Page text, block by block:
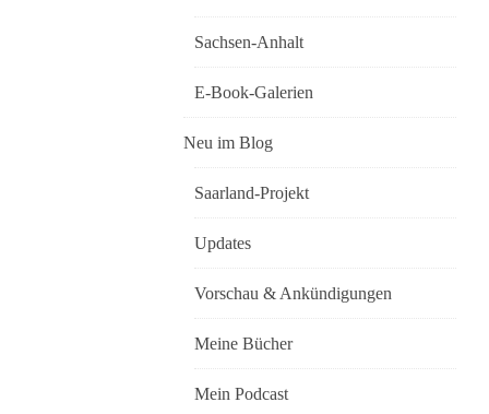
Sachsen-Anhalt
E-Book-Galerien
Neu im Blog
Saarland-Projekt
Updates
Vorschau & Ankündigungen
Meine Bücher
Mein Podcast